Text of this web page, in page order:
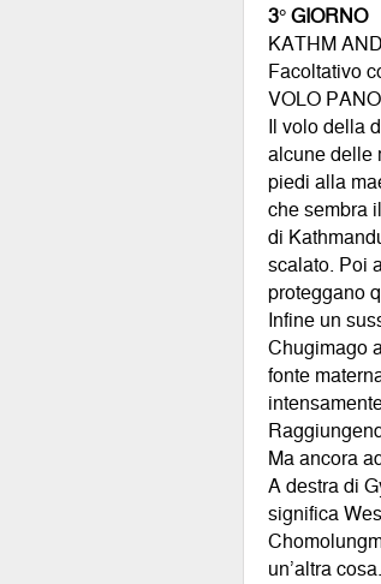
3° GIORNO
KATHM
Facoltativo
VOLO
Il volo della
alcune delle
piedi alla
che sembra
di
scalato. Poi
proteggano
Infine un
Chugimago
fonte
Ma ancora
A destra di
significa
un’altra cosa.